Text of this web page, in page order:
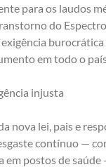
para os laudos
do
em todo o
injusta
nova lei, pais e
contínuo —
em postos de